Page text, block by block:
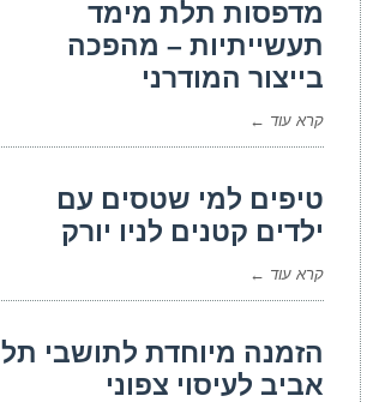
מדפסות תלת מימד
תעשייתיות – מהפכה
בייצור המודרני
קרא עוד ←
טיפים למי שטסים עם
ילדים קטנים לניו יורק
קרא עוד ←
הזמנה מיוחדת לתושבי תל
אביב לעיסוי צפוני